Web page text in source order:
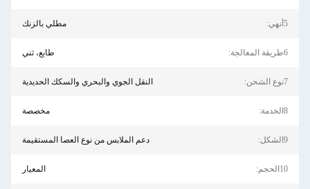
5أنهي: مطلي بالزنك
6طريقة المعالجة: طابع، ثني
7نوع الشحن: النقل الجوي والبحري والسكك الحديدية
8الخدمة: مخصصة
9الشكل: دعم الملابس من نوع العصا المستقيمة
10الحجم: المعيار